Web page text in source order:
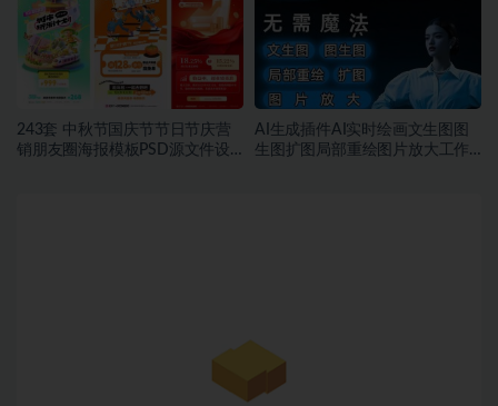
243套 中秋节国庆节节日节庆营
销朋友圈海报模板PSD源文件设
AI生成插件AI实时绘画文生图图
生图扩图局部重绘图片放大工作